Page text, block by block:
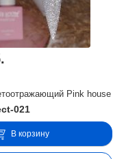
Pink house
021
В корзину